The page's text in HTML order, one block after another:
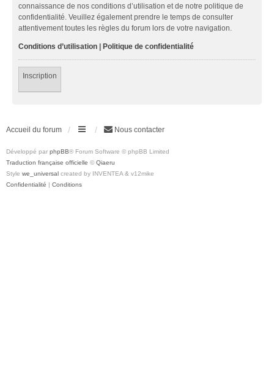
connaissance de nos conditions d’utilisation et de notre politique de
confidentialité. Veuillez également prendre le temps de consulter
attentivement toutes les règles du forum lors de votre navigation.
Conditions d’utilisation | Politique de confidentialité
Inscription
Accueil du forum Nous contacter
Développé par phpBB® Forum Software © phpBB Limited
Traduction française officielle © Qiaeru
Style we_universal created by INVENTEA & v12mike
Confidentialité | Conditions